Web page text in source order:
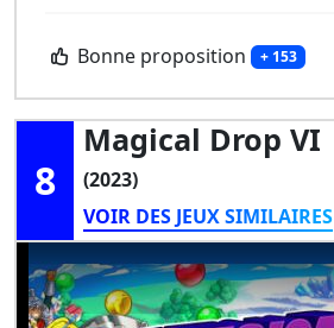
Bonne proposition + 153
8
Magical Drop VI
(2023)
VOIR DES JEUX SIMILAIRES